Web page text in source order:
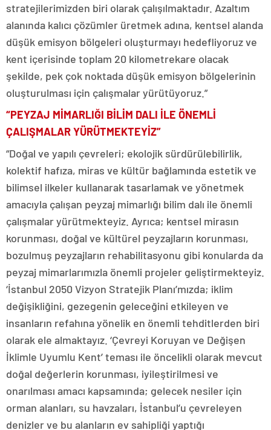
stratejilerimizden biri olarak çalışılmaktadır. Azaltım
alanında kalıcı çözümler üretmek adına, kentsel alanda
düşük emisyon bölgeleri oluşturmayı hedefliyoruz ve
kent içerisinde toplam 20 kilometrekare olacak
şekilde, pek çok noktada düşük emisyon bölgelerinin
oluşturulması için çalışmalar yürütüyoruz.”
“PEYZAJ MİMARLIĞI BİLİM DALI İLE ÖNEMLİ
ÇALIŞMALAR YÜRÜTMEKTEYİZ”
“Doğal ve yapılı çevreleri; ekolojik sürdürülebilirlik,
kolektif hafıza, miras ve kültür bağlamında estetik ve
bilimsel ilkeler kullanarak tasarlamak ve yönetmek
amacıyla çalışan peyzaj mimarlığı bilim dalı ile önemli
çalışmalar yürütmekteyiz. Ayrıca; kentsel mirasın
korunması, doğal ve kültürel peyzajların korunması,
bozulmuş peyzajların rehabilitasyonu gibi konularda da
peyzaj mimarlarımızla önemli projeler geliştirmekteyiz.
‘İstanbul 2050 Vizyon Stratejik Planı’mızda; iklim
değişikliğini, gezegenin geleceğini etkileyen ve
insanların refahına yönelik en önemli tehditlerden biri
olarak ele almaktayız. ‘Çevreyi Koruyan ve Değişen
İklimle Uyumlu Kent’ teması ile öncelikli olarak mevcut
doğal değerlerin korunması, iyileştirilmesi ve
onarılması amacı kapsamında; gelecek nesiler için
orman alanları, su havzaları, İstanbul’u çevreleyen
denizler ve bu alanların ev sahipliği yaptığı